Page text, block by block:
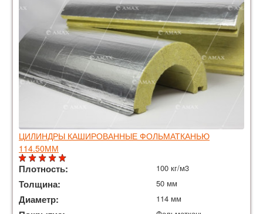
ЦИЛИНДРЫ КАШИРОВАННЫЕ ФОЛЬМАТКАНЬЮ
114.50ММ
Плотность: 100 кг/м3
Толщина: 50 мм
Диаметр: 114 мм